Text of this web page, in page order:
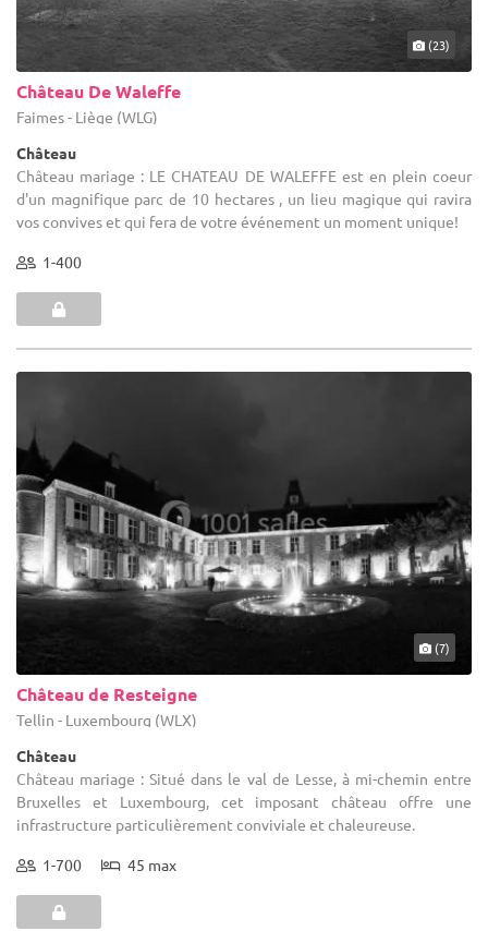
(23)
Château De Waleffe
Faimes - Liège (WLG)
Château
Château mariage : LE CHATEAU DE WALEFFE est en plein coeur
d'un magnifique parc de 10 hectares , un lieu magique qui ravira
vos convives et qui fera de votre événement un moment unique!
1-400
(7)
Château de Resteigne
Tellin - Luxembourg (WLX)
Château
Château mariage : Situé dans le val de Lesse, à mi-chemin entre
Bruxelles et Luxembourg, cet imposant château offre une
infrastructure particulièrement conviviale et chaleureuse.
1-700 45 max